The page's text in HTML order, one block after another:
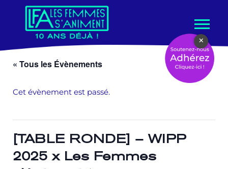
contenu
« Tous les Évènements
Cet évènement est passé.
[TABLE RONDE] – WIPP
2025 x Les Femmes
×